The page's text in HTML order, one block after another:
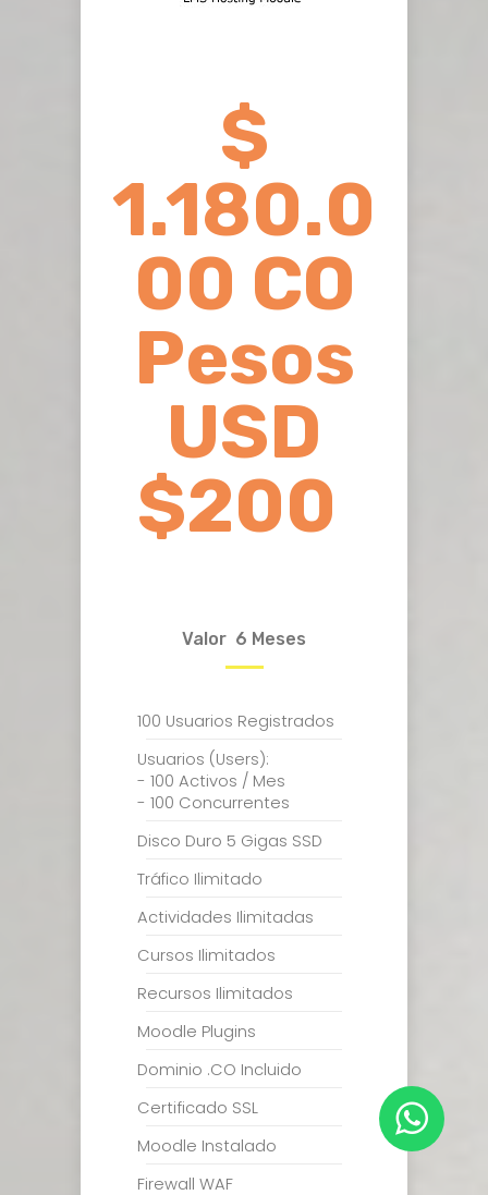
$
1.180.0
00 CO
Pesos
USD
$200
Valor 6 Meses
100 Usuarios Registrados
Usuarios (Users):
- 100 Activos / Mes
- 100 Concurrentes
Disco Duro 5 Gigas SSD
Tráfico Ilimitado
Actividades Ilimitadas
Cursos Ilimitados
Recursos Ilimitados
Moodle Plugins
Dominio .CO Incluido
Certificado SSL
Moodle Instalado
Firewall WAF